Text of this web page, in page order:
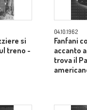
si
treno -
04.10.1962
Fanfani
accanto
trova il